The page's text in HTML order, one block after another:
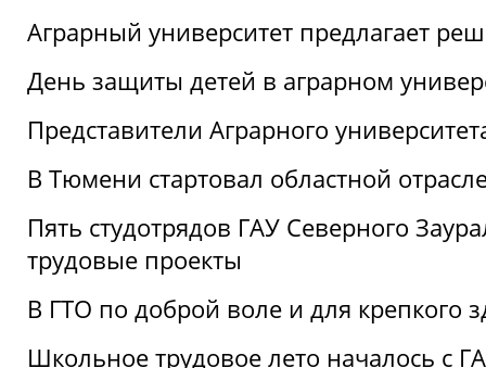
Аграрный университет предлагает
День защиты детей в аграрном
Представители Аграрного
В Тюмени стартовал областной
Пять студотрядов ГАУ Северного
трудовые проекты
В ГТО по доброй воле и для крепкого
Школьное трудовое лето началось с